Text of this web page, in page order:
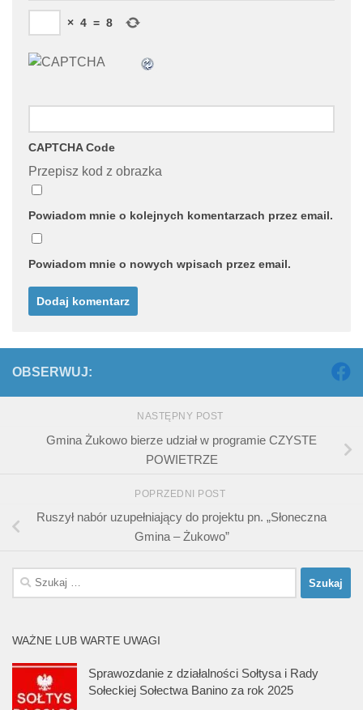
× 4 = 8
CAPTCHA Code
Przepisz kod z obrazka
Powiadom mnie o kolejnych komentarzach przez email.
Powiadom mnie o nowych wpisach przez email.
OBSERWUJ:
NASTĘPNY POST
Gmina Żukowo bierze udział w programie CZYSTE
POWIETRZE
POPRZEDNI POST
Ruszył nabór uzupełniający do projektu pn. „Słoneczna
Gmina – Żukowo”
Szukaj:
WAŻNE LUB WARTE UWAGI
Sprawozdanie z działalności Sołtysa i Rady
Sołeckiej Sołectwa Banino za rok 2025